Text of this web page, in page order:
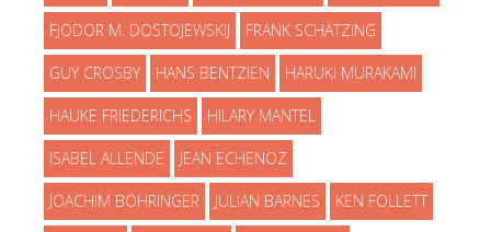
FJODOR M. DOSTOJEWSKIJ FRANK SCHÄTZING
GUY CROSBY HANS BENTZIEN HARUKI MURAKAMI
HAUKE FRIEDERICHS HILARY MANTEL
ISABEL ALLENDE JEAN ECHENOZ
JOACHIM BÖHRINGER JULIAN BARNES KEN FOLLETT